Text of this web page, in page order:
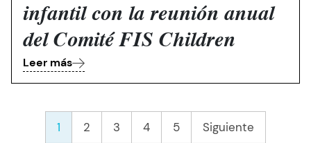
infantil con la reunión anual
del Comité FIS Children
Leer más
Paginación
1 2 3 4 5 Siguiente
Última página